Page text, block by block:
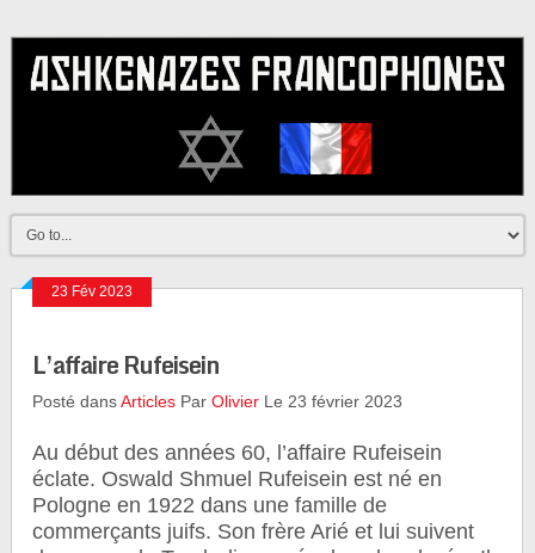
23 Fév 2023
L’affaire Rufeisein
Posté dansArticles ParOlivier Le 23 février 2023
Au début des années 60, l’affaire Rufeisein
éclate. Oswald Shmuel Rufeisein est né en
Pologne en 1922 dans une famille de
commerçants juifs. Son frère Arié et lui suivent